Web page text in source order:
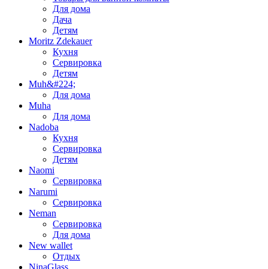
Для дома
Дача
Детям
Moritz Zdekauer
Кухня
Сервировка
Детям
Muh&#224;
Для дома
Muha
Для дома
Nadoba
Кухня
Сервировка
Детям
Naomi
Сервировка
Narumi
Сервировка
Neman
Сервировка
Для дома
New wallet
Отдых